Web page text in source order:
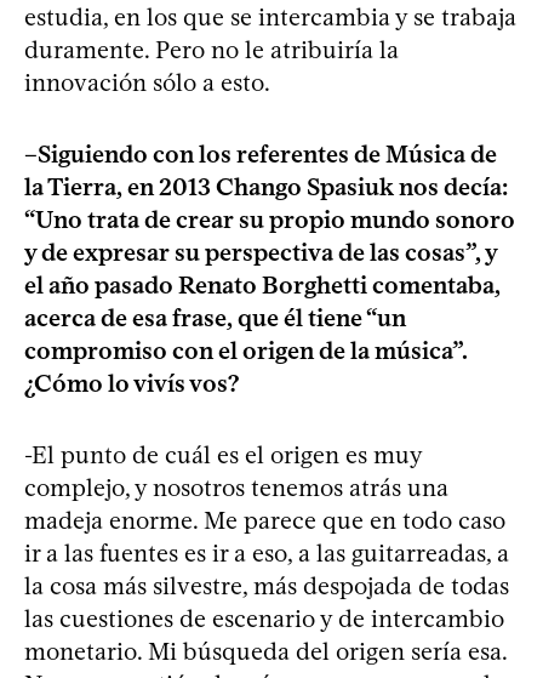
estudia, en los que se intercambia y se trabaja
duramente. Pero no le atribuiría la
innovación sólo a esto.
–Siguiendo con los referentes de Música de
la Tierra, en 2013 Chango Spasiuk nos decía:
“Uno trata de crear su propio mundo sonoro
y de expresar su perspectiva de las cosas”, y
el año pasado Renato Borghetti comentaba,
acerca de esa frase, que él tiene “un
compromiso con el origen de la música”.
¿Cómo lo vivís vos?
-El punto de cuál es el origen es muy
complejo, y nosotros tenemos atrás una
madeja enorme. Me parece que en todo caso
ir a las fuentes es ir a eso, a las guitarreadas, a
la cosa más silvestre, más despojada de todas
las cuestiones de escenario y de intercambio
monetario. Mi búsqueda del origen sería esa.